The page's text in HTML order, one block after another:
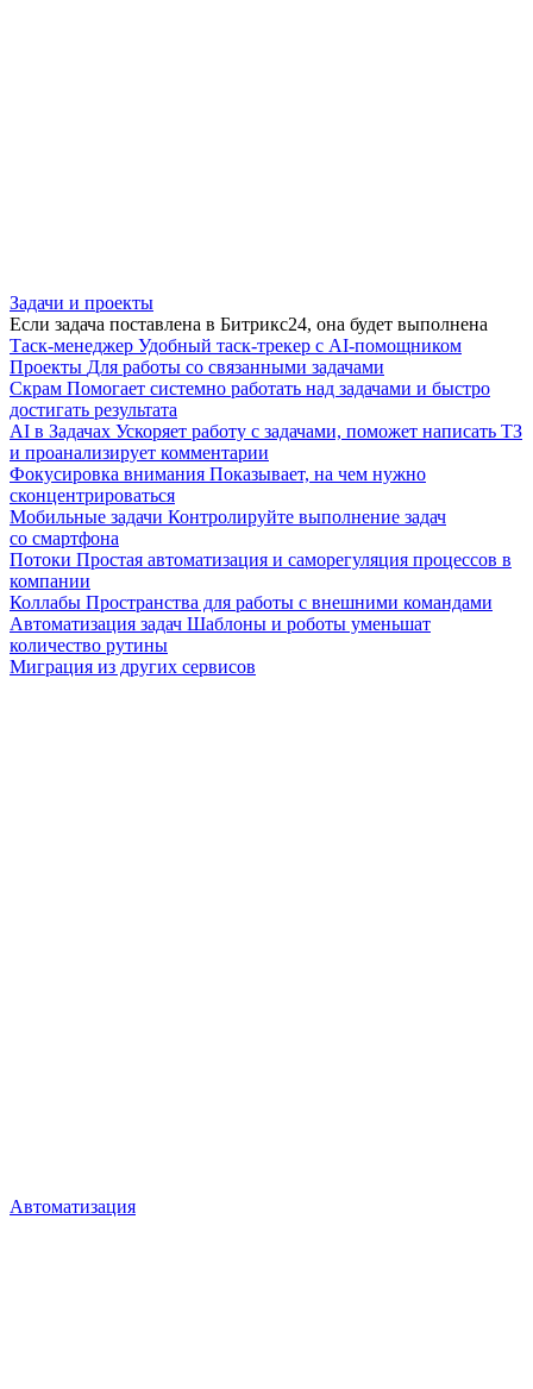
Задачи и проекты
Если задача поставлена в Битрикс24, она будет выполнена
Таск-менеджер Удобный таск-трекер с AI-помощником
Проекты Для работы со связанными задачами
Скрам Помогает системно работать над задачами и быстро
достигать результата
AI в Задачах Ускоряет работу с задачами, поможет написать ТЗ
и проанализирует комментарии
Фокусировка внимания Показывает, на чем нужно
сконцентрироваться
Мобильные задачи Контролируйте выполнение задач
со смартфона
Потоки Простая автоматизация и саморегуляция процессов в
компании
Коллабы Пространства для работы с внешними командами
Автоматизация задач Шаблоны и роботы уменьшат
количество рутины
Миграция из других сервисов
Автоматизация